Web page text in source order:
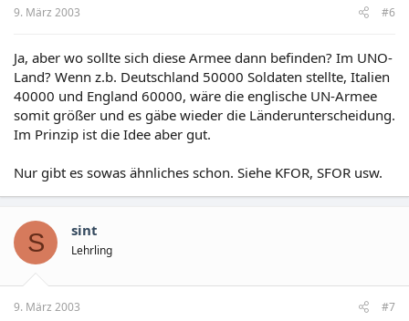
9. März 2003 #6
Ja, aber wo sollte sich diese Armee dann befinden? Im UNO-
Land? Wenn z.b. Deutschland 50000 Soldaten stellte, Italien
40000 und England 60000, wäre die englische UN-Armee
somit größer und es gäbe wieder die Länderunterscheidung.
Im Prinzip ist die Idee aber gut.
Nur gibt es sowas ähnliches schon. Siehe KFOR, SFOR usw.
S sint
Lehrling
9. März 2003 #7